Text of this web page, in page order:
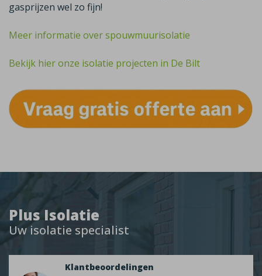
Plus Isolatie
Uw isolatie specialist
Klantbeoordelingen
gasprijzen wel zo fijn!
Meer informatie over spouwmuurisolatie
Bekijk hier onze isolatie projecten in De Bilt